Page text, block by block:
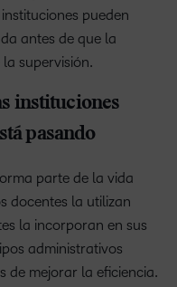
pueden
antes de que la
supervisión.
instituciones
pasando
parte de la vida
docentes la utilizan
la incorporan en sus
administrativos
de mejorar la eficiencia.